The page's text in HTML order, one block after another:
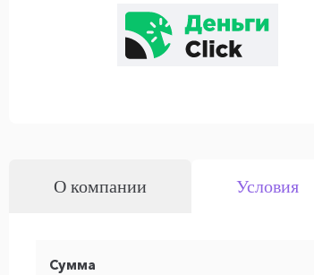
О компании Условия
Сумма